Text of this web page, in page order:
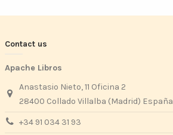
Contact us
Apache Libros
Anastasio Nieto, 11 Oficina 2
28400 Collado Villalba (Madrid) España
+34 91 034 31 93